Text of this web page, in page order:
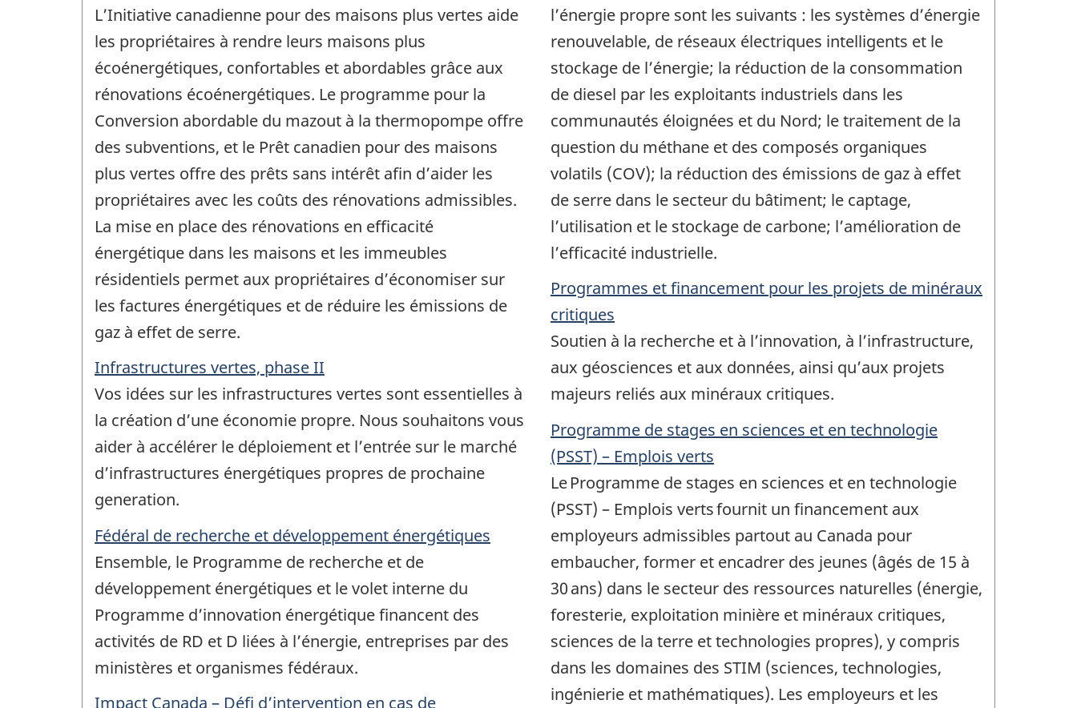
L’Initiative canadienne pour des maisons plus vertes aide
les propriétaires à rendre leurs maisons plus
écoénergétiques, confortables et abordables grâce aux
rénovations écoénergétiques. Le programme pour la
Conversion abordable du mazout à la thermopompe offre
des subventions, et le Prêt canadien pour des maisons
plus vertes offre des prêts sans intérêt afin d’aider les
propriétaires avec les coûts des rénovations admissibles.
La mise en place des rénovations en efficacité
énergétique dans les maisons et les immeubles
résidentiels permet aux propriétaires d’économiser sur
les factures énergétiques et de réduire les émissions de
gaz à effet de serre.
Infrastructures vertes, phase II
Vos idées sur les infrastructures vertes sont essentielles à
la création d’une économie propre. Nous souhaitons vous
aider à accélérer le déploiement et l’entrée sur le marché
d’infrastructures énergétiques propres de prochaine
generation.
Fédéral de recherche et développement énergétiques
Ensemble, le Programme de recherche et de
développement énergétiques et le volet interne du
Programme d’innovation énergétique financent des
activités de RD et D liées à l’énergie, entreprises par des
ministères et organismes fédéraux.
Impact Canada – Défi d’intervention en cas de
l’énergie propre sont les suivants : les systèmes d’énergie
renouvelable, de réseaux électriques intelligents et le
stockage de l’énergie; la réduction de la consommation
de diesel par les exploitants industriels dans les
communautés éloignées et du Nord; le traitement de la
question du méthane et des composés organiques
volatils (COV); la réduction des émissions de gaz à effet
de serre dans le secteur du bâtiment; le captage,
l’utilisation et le stockage de carbone; l’amélioration de
l’efficacité industrielle.
Programmes et financement pour les projets de minéraux
critiques
Soutien à la recherche et à l’innovation, à l’infrastructure,
aux géosciences et aux données, ainsi qu’aux projets
majeurs reliés aux minéraux critiques.
Programme de stages en sciences et en technologie
(PSST) – Emplois verts
Le Programme de stages en sciences et en technologie
(PSST) – Emplois verts fournit un financement aux
employeurs admissibles partout au Canada pour
embaucher, former et encadrer des jeunes (âgés de 15 à
30 ans) dans le secteur des ressources naturelles (énergie,
foresterie, exploitation minière et minéraux critiques,
sciences de la terre et technologies propres), y compris
dans les domaines des STIM (sciences, technologies,
ingénierie et mathématiques). Les employeurs et les